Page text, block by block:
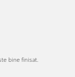
bine finisat.